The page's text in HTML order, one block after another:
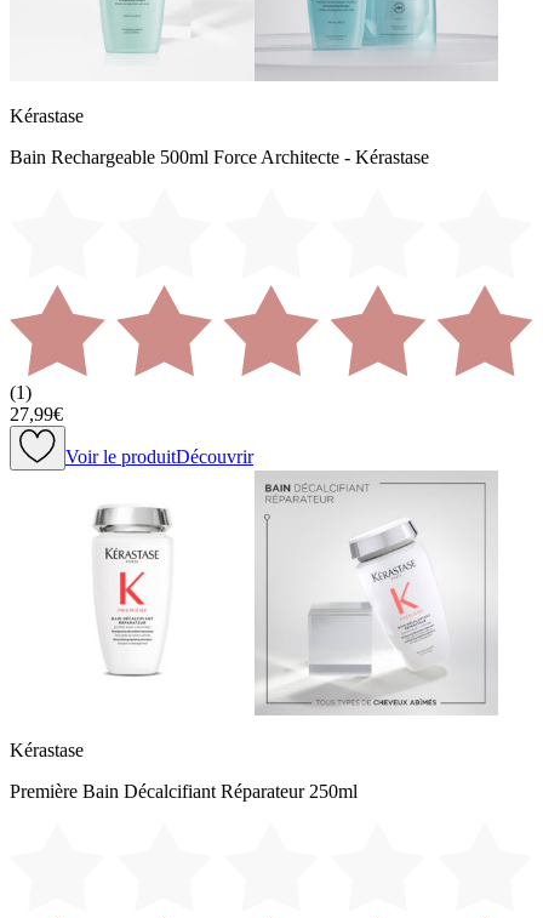
Kérastase
Bain Rechargeable 500ml Force Architecte - Kérastase
(1)
27,99€
Voir le produitDécouvrir
Kérastase
Première Bain Décalcifiant Réparateur 250ml